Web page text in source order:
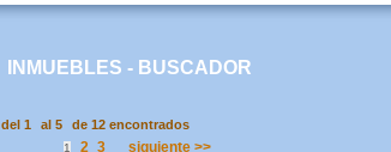
INMUEBLES - BUSCADOR
del 1 al 5 de 12 encontrados
1 2 3 siguiente >>